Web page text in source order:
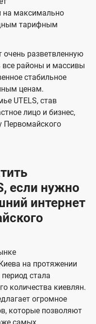
д
е
и
я
на максимально
тарифным
очень разветвленную
все районы и массивы
стабильное
ценам.
UTELS, став
лицо и бизнес,
Первомайского
если нужно
интернет
на протяжении
стала
количества киевлян.
огромное
которые позволяют